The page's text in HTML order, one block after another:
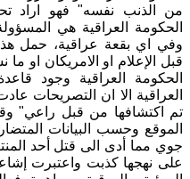
من الذنب نفسه" فهو اراد
الحكومة العراقية هي
وفي اي بقعة عراقية، حمل
قبل الإعلام او الامريكان او
الحكومة العراقية وجود
العراقية الا ان التصريحات
تم اكتشافها من قبل راعي"
الموقع وحسب البيانات
جوي مما أدى الى قتل أحد
على نهجها كذبت واعتبرت